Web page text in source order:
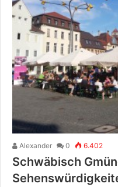
Alexander 0 6.402
Schwäbisch